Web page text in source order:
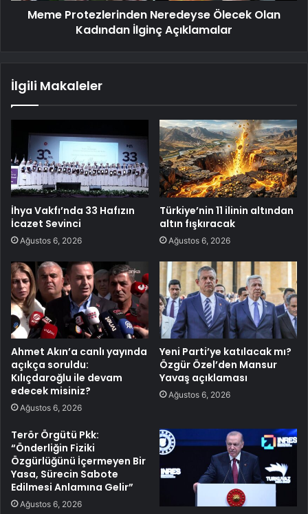
Meme Protezlerinden Neredeyse Ölecek Olan
Kadından İlginç Açıklamalar
İlgili Makaleler
İhya Vakfı’nda 33 Hafızın
İcazet Sevinci
Ağustos 6, 2026
Türkiye’nin 11 ilinin altından
altın fışkıracak
Ağustos 6, 2026
Ahmet Akın’a canlı yayında
açıkça soruldu:
Kılıçdaroğlu ile devam
edecek misiniz?
Ağustos 6, 2026
Yeni Parti’ye katılacak mı?
Özgür Özel’den Mansur
Yavaş açıklaması
Ağustos 6, 2026
Terör Örgütü Pkk:
“Önderliğin Fiziki
Özgürlüğünü İçermeyen Bir
Yasa, Sürecin Sabote
Edilmesi Anlamına Gelir”
Ağustos 6, 2026